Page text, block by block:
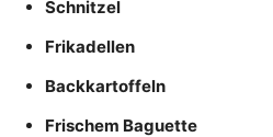
Schnitzel
Frikadellen
Backkartoffeln
Frischem Baguette